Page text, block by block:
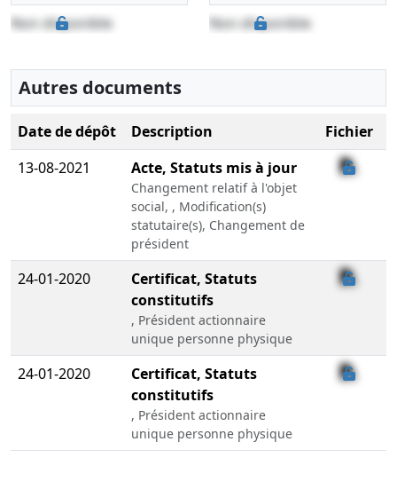
Non disponible Non disponible
Autres documents
Date de dépôt Description
Fichier
13-08-2021
Acte, Statuts mis à jour
Changement relatif à l'objet
social, , Modification(s)
statutaire(s), Changement de
président
24-01-2020
Certificat, Statuts
constitutifs
, Président actionnaire
unique personne physique
24-01-2020
Certificat, Statuts
constitutifs
, Président actionnaire
unique personne physique